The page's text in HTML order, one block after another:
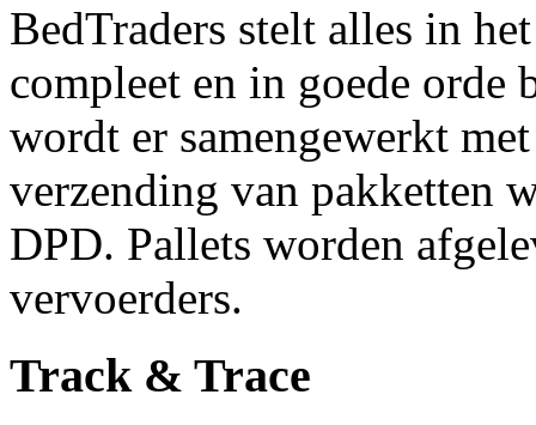
BedTraders stelt alles in
compleet en in goede orde
wordt er samengewerkt
verzending van pakketten
DPD. Pallets worden
vervoerders.
Track & Trace